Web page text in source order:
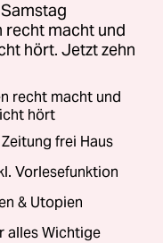
recht macht und
hört. Jetzt zehn
recht macht und
hört
frei Haus
Vorlesefunktion
& Utopien
alles Wichtige